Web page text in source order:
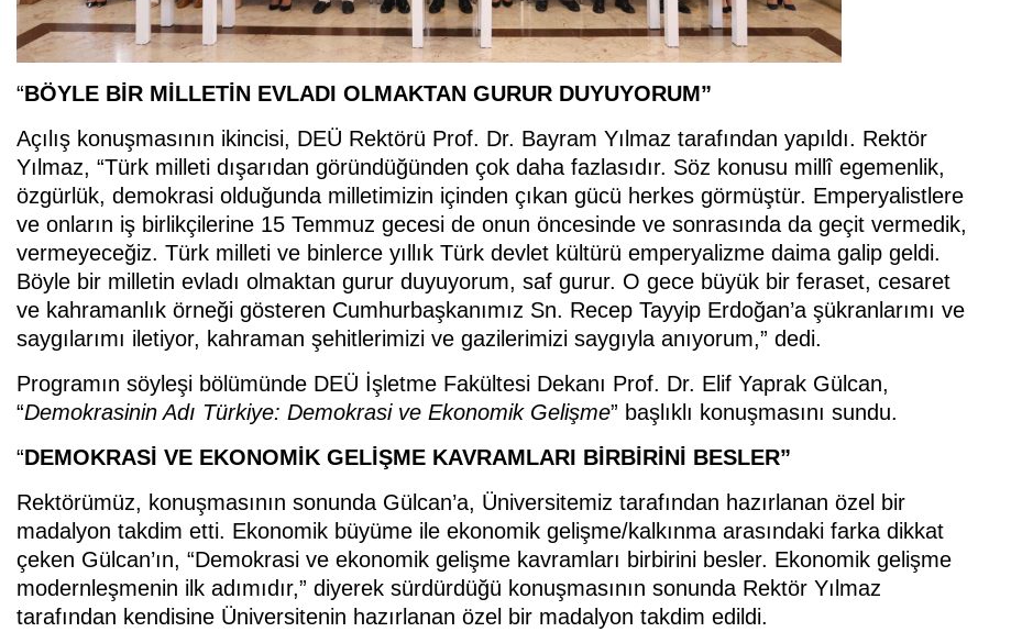
“BÖYLE BİR MİLLETİN EVLADI OLMAKTAN GURUR DUYUYORUM”
Açılış konuşmasının ikincisi, DEÜ Rektörü Prof. Dr. Bayram Yılmaz tarafından yapıldı. Rektör
Yılmaz, “Türk milleti dışarıdan göründüğünden çok daha fazlasıdır. Söz konusu millî egemenlik,
özgürlük, demokrasi olduğunda milletimizin içinden çıkan gücü herkes görmüştür. Emperyalistlere
ve onların iş birlikçilerine 15 Temmuz gecesi de onun öncesinde ve sonrasında da geçit vermedik,
vermeyeceğiz. Türk milleti ve binlerce yıllık Türk devlet kültürü emperyalizme daima galip geldi.
Böyle bir milletin evladı olmaktan gurur duyuyorum, saf gurur. O gece büyük bir feraset, cesaret
ve kahramanlık örneği gösteren Cumhurbaşkanımız Sn. Recep Tayyip Erdoğan’a şükranlarımı ve
saygılarımı iletiyor, kahraman şehitlerimizi ve gazilerimizi saygıyla anıyorum,” dedi.
Programın söyleşi bölümünde DEÜ İşletme Fakültesi Dekanı Prof. Dr. Elif Yaprak Gülcan,
“Demokrasinin Adı Türkiye: Demokrasi ve Ekonomik Gelişme” başlıklı konuşmasını sundu.
“DEMOKRASİ VE EKONOMİK GELİŞME KAVRAMLARI BİRBİRİNİ BESLER”
Rektörümüz, konuşmasının sonunda Gülcan’a, Üniversitemiz tarafından hazırlanan özel bir
madalyon takdim etti. Ekonomik büyüme ile ekonomik gelişme/kalkınma arasındaki farka dikkat
çeken Gülcan’ın, “Demokrasi ve ekonomik gelişme kavramları birbirini besler. Ekonomik gelişme
modernleşmenin ilk adımıdır,” diyerek sürdürdüğü konuşmasının sonunda Rektör Yılmaz
tarafından kendisine Üniversitenin hazırlanan özel bir madalyon takdim edildi.